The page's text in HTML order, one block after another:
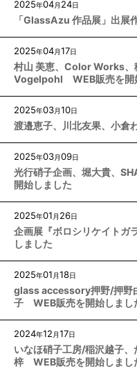
2025年04月 24日
「GlassAzu 作品展」出展
2025年04月17日
村山 美恵、Color Works、
Vogelpohl WEB販売を開
2025年03月10日
渡邉恵子、川北友果、小
2025年03月09日
光行硝子企画、堀大貴、
開始しました
2025年01 月 26日
企画展『ボロシリケイトガ
しました
2025年01 月18日
glass accessory押野/押野
子 WEB販売を開始しまし
2024年12 月17日
いなほ硝子工房/稲沢越子
梓 WEB販売を開始しまし